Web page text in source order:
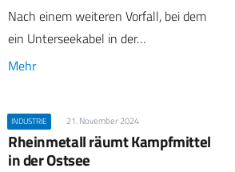
Nach einem weiteren Vorfall, bei dem
ein Unterseekabel in der…
Mehr
INDUSTRIE 21. November 2024
Rheinmetall räumt Kampfmittel
in der Ostsee